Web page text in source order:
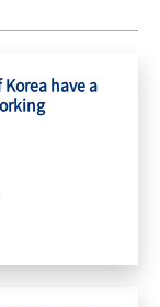
have a